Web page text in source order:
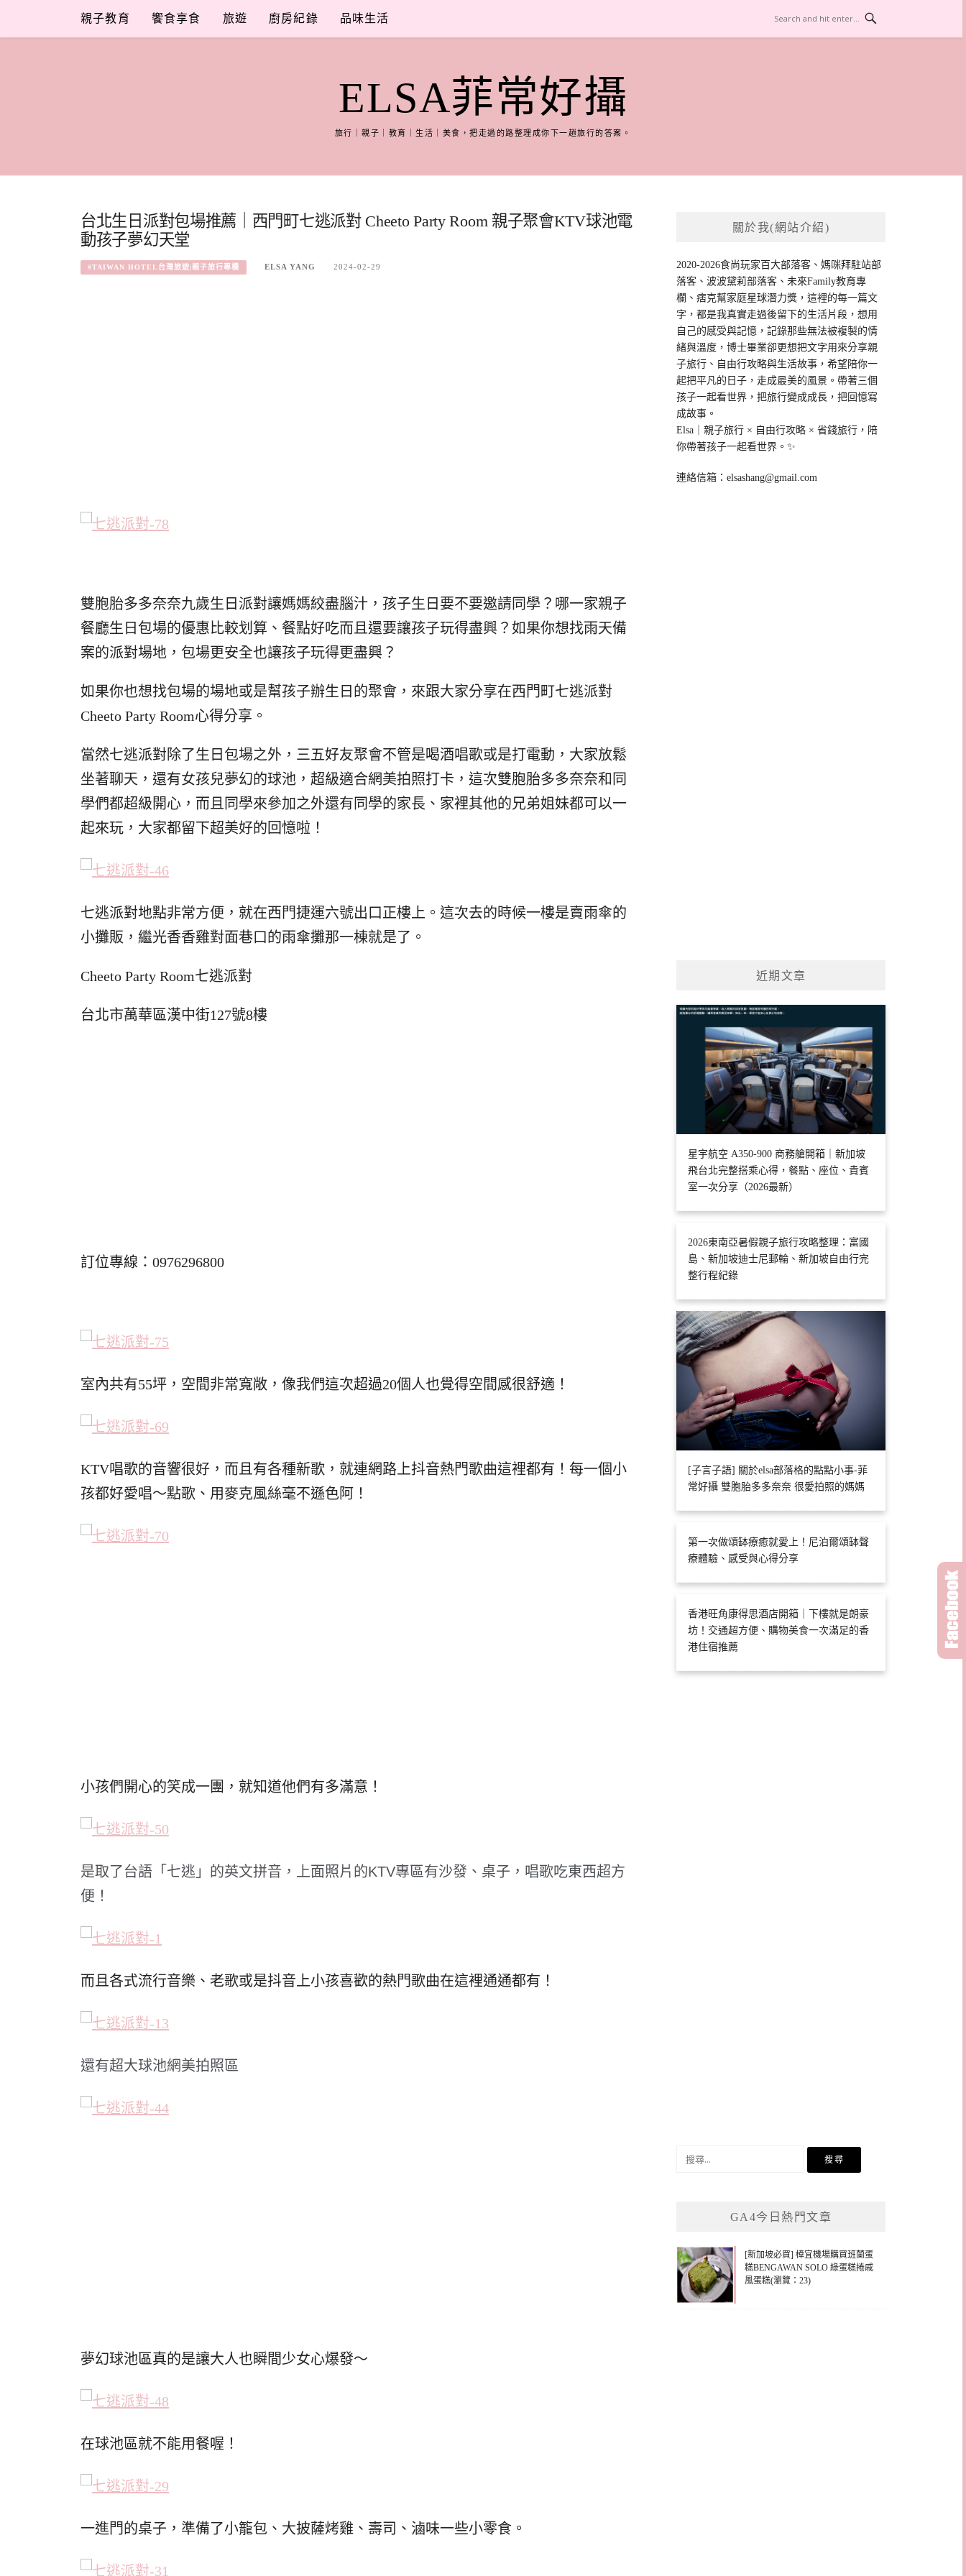
content
親子教育 饗食享食 旅遊 廚房紀錄 品味生活
ELSA菲常好攝
旅行｜親子｜教育｜生活｜美食，把走過的路整理成你下一趟旅行的答案。
台北生日派對包場推薦｜西門町七逃派對 Cheeto Party Room 親子聚會KTV球池電
動孩子夢幻天堂
#TAIWAN HOTEL台灣旅遊|親子旅行專欄 ELSA YANG 2024-02-29
雙胞胎多多奈奈九歲生日派對讓媽媽絞盡腦汁，孩子生日要不要邀請同學？哪一家親子
餐廳生日包場的優惠比較划算、餐點好吃而且還要讓孩子玩得盡興？如果你想找雨天備
案的派對場地，包場更安全也讓孩子玩得更盡興？
如果你也想找包場的場地或是幫孩子辦生日的聚會，來跟大家分享在西門町七逃派對
Cheeto Party Room心得分享。
當然七逃派對除了生日包場之外，三五好友聚會不管是喝酒唱歌或是打電動，大家放鬆
坐著聊天，還有女孩兒夢幻的球池，超級適合網美拍照打卡，這次雙胞胎多多奈奈和同
學們都超級開心，而且同學來參加之外還有同學的家長、家裡其他的兄弟姐妹都可以一
起來玩，大家都留下超美好的回憶啦！
七逃派對地點非常方便，就在西門捷運六號出口正樓上。這次去的時候一樓是賣雨傘的
小攤販，繼光香香雞對面巷口的雨傘攤那一棟就是了。
Cheeto Party Room七逃派對
台北市萬華區漢中街127號8樓
訂位專線：0976296800
室內共有55坪，空間非常寬敞，像我們這次超過20個人也覺得空間感很舒適！
KTV唱歌的音響很好，而且有各種新歌，就連網路上抖音熱門歌曲這裡都有！每一個小
孩都好愛唱～點歌、用麥克風絲毫不遜色阿！
小孩們開心的笑成一團，就知道他們有多滿意！
是取了台語「七逃」的英文拼音，上面照片的KTV專區有沙發、桌子，唱歌吃東西超方
便！
而且各式流行音樂、老歌或是抖音上小孩喜歡的熱門歌曲在這裡通通都有！
還有超大球池網美拍照區
夢幻球池區真的是讓大人也瞬間少女心爆發～
在球池區就不能用餐喔！
一進門的桌子，準備了小籠包、大披薩烤雞、壽司、滷味一些小零食。
關於我(網站介紹)
2020-2026食尚玩家百大部落客、媽咪拜駐站部
落客、波波黛莉部落客、未來Family教育專
欄、痞克幫家庭星球潛力獎，這裡的每一篇文
字，都是我真實走過後留下的生活片段，想用
自己的感受與記憶，記錄那些無法被複製的情
緒與溫度，博士畢業卻更想把文字用來分享親
子旅行、自由行攻略與生活故事，希望陪你一
起把平凡的日子，走成最美的風景。帶著三個
孩子一起看世界，把旅行變成成長，把回憶寫
成故事。
Elsa｜親子旅行 × 自由行攻略 × 省錢旅行，陪
你帶著孩子一起看世界。✨
連絡信箱：elsashang@gmail.com
近期文章
星宇航空 A350-900 商務艙開箱｜新加坡
飛台北完整搭乘心得，餐點、座位、貴賓
室一次分享（2026最新）
2026東南亞暑假親子旅行攻略整理：富國
島、新加坡迪士尼郵輪、新加坡自由行完
整行程紀錄
[子言子語] 關於elsa部落格的點點小事-菲
常好攝 雙胞胎多多奈奈 很愛拍照的媽媽
第一次做頌缽療癒就愛上！尼泊爾頌缽聲
療體驗、感受與心得分享
香港旺角康得思酒店開箱｜下樓就是朗豪
坊！交通超方便、購物美食一次滿足的香
港住宿推薦
GA4今日熱門文章
[新加坡必買] 樟宜機場購買班蘭蛋
糕BENGAWAN SOLO 綠蛋糕捲戚
風蛋糕(瀏覽：23)